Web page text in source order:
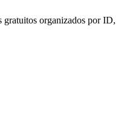
gratuitos organizados por ID,